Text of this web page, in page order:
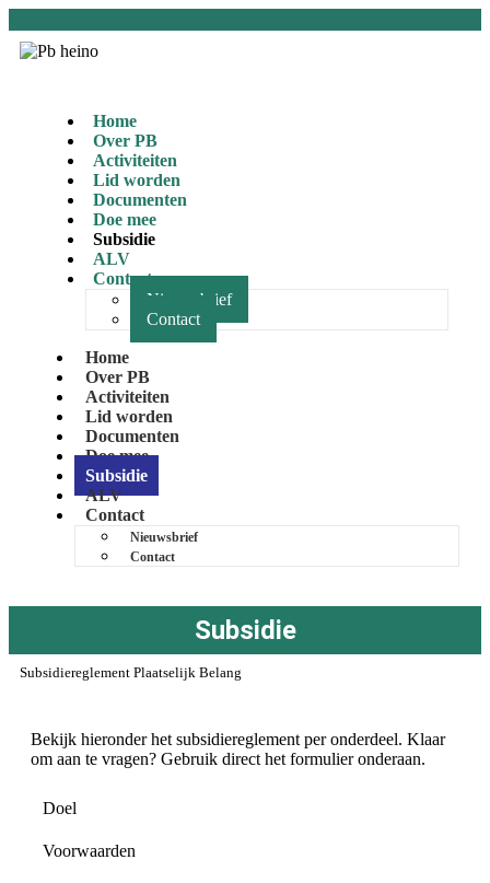
Home
Over PB
Activiteiten
Lid worden
Documenten
Doe mee
Subsidie
ALV
Contact
Nieuwsbrief
Contact
Home
Over PB
Activiteiten
Lid worden
Documenten
Doe mee
Subsidie
ALV
Contact
Nieuwsbrief
Contact
Subsidie
Subsidiereglement Plaatselijk Belang
Bekijk hieronder het subsidiereglement per onderdeel. Klaar
om aan te vragen? Gebruik direct het formulier onderaan.
Doel
Voorwaarden